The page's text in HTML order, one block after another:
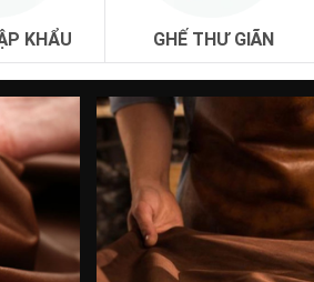
KHẨU GHẾ THƯ GIÃN